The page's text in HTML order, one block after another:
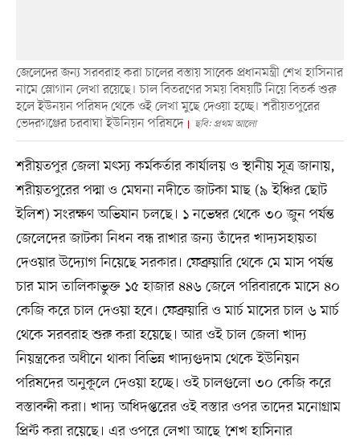
জেলেদের জন্য সরবরাহ করা চালের বস্তায় সাবেক প্রধানমন্ত্রী শেখ হাসিনার
নামে স্লোগান লেখা রয়েছে। চাল বিতরণের সময় বিষয়টি নিয়ে বিতর্ক শুরু
হলে ইউনয়ন পরিষদ থেকে ওই লেখা মুছে দেওয়া হচ্ছে। শরীয়তপুরের
ভেদরগঞ্জের চরবাঘা ইউনিয়ন পরিষদে
ছবি: প্রথম আলো
শরীয়তপুর জেলা মৎস্য কর্মকর্তার কার্যালয় ও স্থানীয় সূত্র জানায়,
শরীয়তপুরের পদ্মা ও মেঘনা নদীতে জাটকা মাছ (৯ ইঞ্চির ছোট
ইলিশ) সংরক্ষণ অভিযান চলছে। ১ নভেম্বর থেকে ৩০ জুন পর্যন্ত
জেলেদের জাটকা নিধন বন্ধ রাখার জন্য তাঁদের খাদ্যসহায়তা
দেওয়ার উদ্যোগ নিয়েছে সরকার। ফেব্রুয়ারি থেকে মে মাস পর্যন্ত
চার মাস তালিকাভুক্ত ১৫ হাজার ৪৪৬ জেলে পরিবারকে মাসে ৪০
কেজি করে চাল দেওয়া হবে। ফেব্রুয়ারি ও মার্চ মাসের চাল ৬ মার্চ
থেকে সরবরাহ শুরু করা হয়েছে। আর ওই চাল জেলা খাদ্য
নিয়ন্ত্রকের অধীনে থাকা বিভিন্ন খাদ্যগুদাম থেকে ইউনিয়ন
পরিষদের অনুকূলে দেওয়া হচ্ছে। ওই চালগুলো ৩০ কেজি করে
বস্তাবন্দী করা। খাদ্য অধিদপ্তরের ওই বস্তার ওপর তাদের মনোগ্রাম
প্রিন্ট করা রয়েছে। এর ওপরে লেখা আছে ‘শেখ হাসিনার